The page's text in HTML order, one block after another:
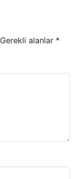
Gerekli alanlar *